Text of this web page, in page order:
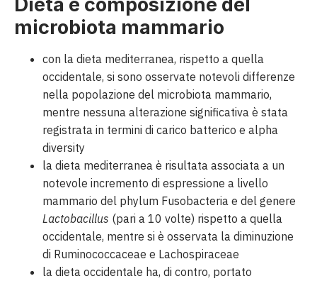
microbiota mammario
con la dieta mediterranea, rispetto a quella
occidentale, si sono osservate notevoli differenze
nella popolazione del microbiota mammario,
mentre nessuna alterazione significativa è stata
registrata in termini di carico batterico e alpha
diversity
la dieta mediterranea è risultata associata a un
notevole incremento di espressione a livello
mammario del phylum Fusobacteria e del genere
Lactobacillus (pari a 10 volte) rispetto a quella
occidentale, mentre si è osservata la diminuzione
di Ruminococcaceae e Lachospiraceae
la dieta occidentale ha, di contro, portato